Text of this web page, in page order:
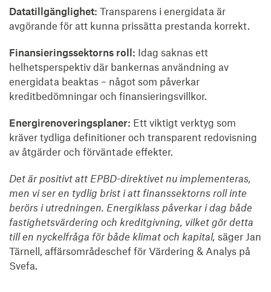
Datatillgänglighet: Transparens i energidata är
avgörande för att kunna prissätta prestanda korrekt.
Finansieringssektorns roll: Idag saknas ett
helhetsperspektiv där bankernas användning av
energidata beaktas – något som påverkar
kreditbedömningar och finansieringsvillkor.
Energirenoveringsplaner: Ett viktigt verktyg som
kräver tydliga definitioner och transparent redovisning
av åtgärder och förväntade effekter.
Det är positivt att EPBD-direktivet nu implementeras,
men vi ser en tydlig brist i att finanssektorns roll inte
berörs i utredningen. Energiklass påverkar i dag både
fastighetsvärdering och kreditgivning, vilket gör detta
till en nyckelfråga för både klimat och kapital, säger Jan
Tärnell, affärsområdeschef för Värdering & Analys på
Svefa.